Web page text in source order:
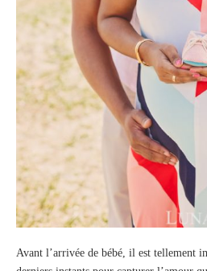
Avant l’arrivée de bébé, il est tellement